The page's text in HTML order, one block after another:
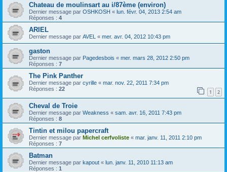
Chateau de moulinsart au i/87ème (environ)
Dernier message par OSHKOSH « lun. févr. 04, 2013 2:54 am
Réponses : 4
ARIEL
Dernier message par AVEL « mer. avr. 04, 2012 10:43 pm
gaston
Dernier message par Pagedesbois « mer. mars 28, 2012 2:50 pm
Réponses : 7
The Pink Panther
Dernier message par cyrille « mar. nov. 22, 2011 7:34 pm
Réponses : 22 1 2
Cheval de Troie
Dernier message par Weakness « sam. avr. 16, 2011 7:43 pm
Réponses : 8
Tintin et milou papercraft
Dernier message par Michel cerfvoliste « mar. janv. 11, 2011 2:10 pm
Réponses : 7
Batman
Dernier message par kapout « lun. janv. 11, 2010 11:13 am
Réponses : 1